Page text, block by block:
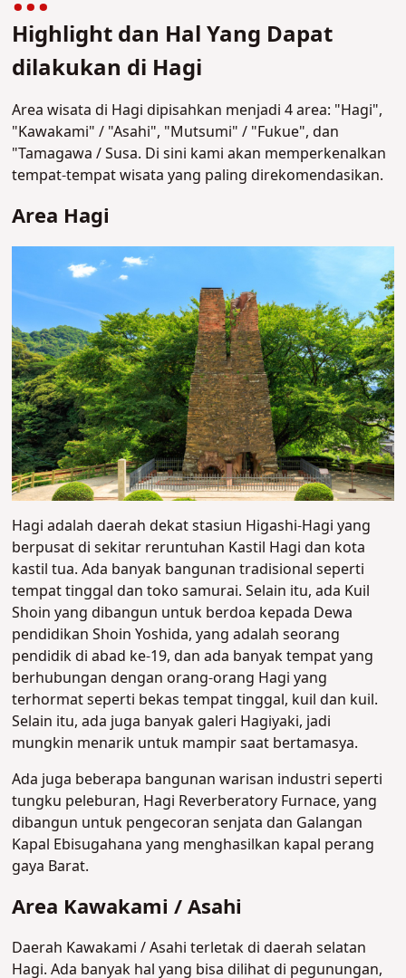
Highlight dan Hal Yang Dapat
dilakukan di Hagi
Area wisata di Hagi dipisahkan menjadi 4 area: "Hagi",
"Kawakami" / "Asahi", "Mutsumi" / "Fukue", dan
"Tamagawa / Susa. Di sini kami akan memperkenalkan
tempat-tempat wisata yang paling direkomendasikan.
Area Hagi
Hagi adalah daerah dekat stasiun Higashi-Hagi yang
berpusat di sekitar reruntuhan Kastil Hagi dan kota
kastil tua. Ada banyak bangunan tradisional seperti
tempat tinggal dan toko samurai. Selain itu, ada Kuil
Shoin yang dibangun untuk berdoa kepada Dewa
pendidikan Shoin Yoshida, yang adalah seorang
pendidik di abad ke-19, dan ada banyak tempat yang
berhubungan dengan orang-orang Hagi yang
terhormat seperti bekas tempat tinggal, kuil dan kuil.
Selain itu, ada juga banyak galeri Hagiyaki, jadi
mungkin menarik untuk mampir saat bertamasya.
Ada juga beberapa bangunan warisan industri seperti
tungku peleburan, Hagi Reverberatory Furnace, yang
dibangun untuk pengecoran senjata dan Galangan
Kapal Ebisugahana yang menghasilkan kapal perang
gaya Barat.
Area Kawakami / Asahi
Daerah Kawakami / Asahi terletak di daerah selatan
Hagi. Ada banyak hal yang bisa dilihat di pegunungan,